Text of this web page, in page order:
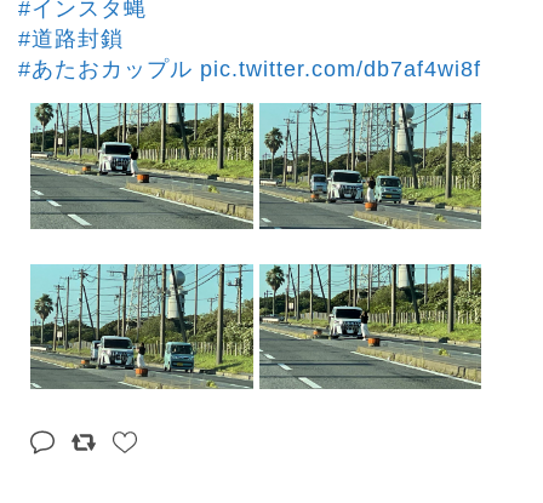
#インスタ蝿
#道路封鎖
#あたおカップル pic.twitter.com/db7af4wi8f